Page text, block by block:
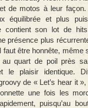
de motos à leur
équilibrée et plus
contient son lot de
présence plus
être honnête, même
quart de poil près
le plaisir identique.
de « Let’s hear it
une fois les
puisqu’au